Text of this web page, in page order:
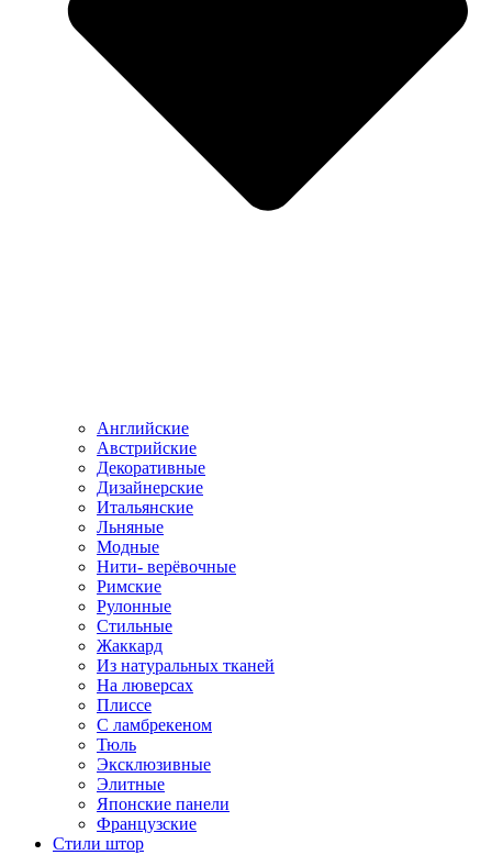
Английские
Австрийские
Декоративные
Дизайнерские
Итальянские
Льняные
Модные
Нити- верёвочные
Римские
Рулонные
Стильные
Жаккард
Из натуральных тканей
На люверсах
Плиссе
С ламбрекеном
Тюль
Эксклюзивные
Элитные
Японские панели
Французские
Стили штор